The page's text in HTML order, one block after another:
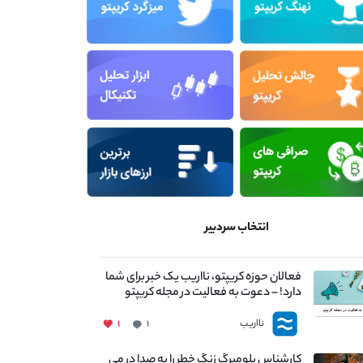
انتخاب سردبیر
فعالان حوزه کریپتو، نااریب یک خبر برای شما
دارد! – دعوت به فعالیت در مجله کریپتو
نااریب ۱ ۱